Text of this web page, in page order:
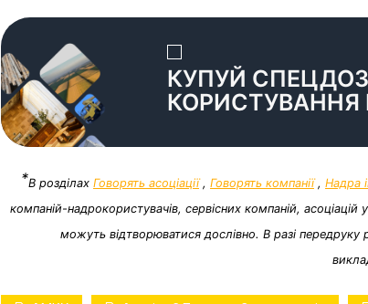
КУПУЙ
*В розділах Говорять асоціації, Говорять компанії, Надра
компаній-надрокористувачів, сервісних компаній,
можуть відтворюватися дослівно. В разі передруку